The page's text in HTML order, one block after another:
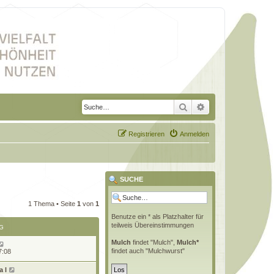
Suche Erweiterte Suche
Anmelden
Registrieren
1 Thema • Seite 1 von 1
l
SUCHE
Benutze ein * als Platzhalter für
teilweis Übereinstimmungen
Mulch findet "Mulch", Mulch*
findet auch "Mulchwurst"